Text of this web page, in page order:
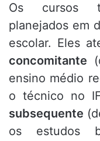
Os cursos
planejados em
escolar. Eles
concomitante
ensino médio
o técnico no
subsequente
os estudos